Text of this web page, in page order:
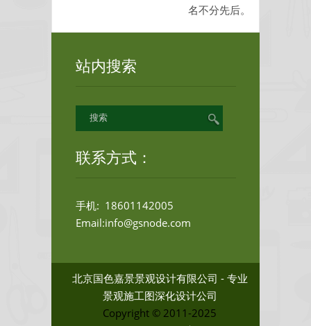
名不分先后。
站内搜索
联系方式：
手机: 18601142005
Email:info@gsnode.com
北京国色嘉景景观设计有限公司 - 专业
景观施工图深化设计公司
Copyright © 2011-2025